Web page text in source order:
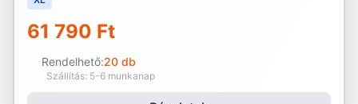
61 790 Ft
Rendelhető:20 db
Szállítás: 5-6 munkanap